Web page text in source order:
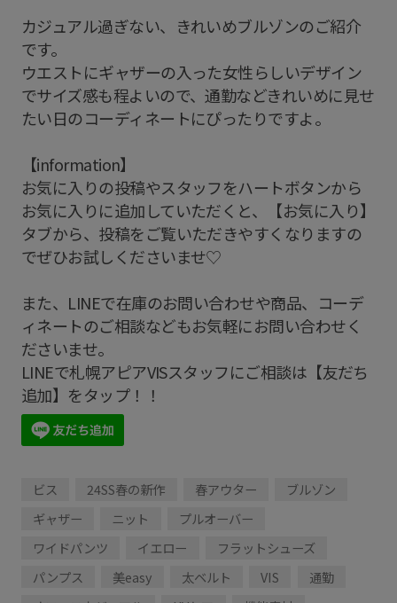
カジュアル過ぎない、きれいめブルゾンのご紹介
です。
ウエストにギャザーの入った女性らしいデザイン
でサイズ感も程よいので、通勤などきれいめに見せ
たい日のコーディネートにぴったりですよ。
【information】
お気に入りの投稿やスタッフをハートボタンから
お気に入りに追加していただくと、【お気に入り】
タブから、投稿をご覧いただきやすくなりますの
でぜひお試しくださいませ♡
また、LINEで在庫のお問い合わせや商品、コーデ
ィネートのご相談などもお気軽にお問い合わせく
ださいませ。
LINEで札幌アピアVISスタッフにご相談は【友だち
追加】をタップ！！
ビス 24SS春の新作 春アウター
ブルゾン
ギャザー
ニット
プルオーバー
ワイドパンツ
イエロー
フラットシューズ
パンプス
美easy 太ベルト VIS
通勤